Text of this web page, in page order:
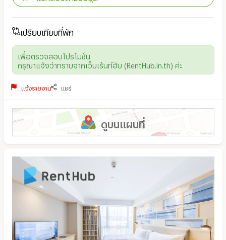
เปรียบเทียบที่พัก
เพื่อตรวจสอบโปรโมชั่น
กรุณาแจ้งว่าทราบจากเว็บเร้นท์ฮับ (RentHub.in.th) ค่ะ
แจ้งรายงาน แชร์
ดูบนแผนที่
Enter VR
Exit VR
VR Setup
0:00 / 0:00